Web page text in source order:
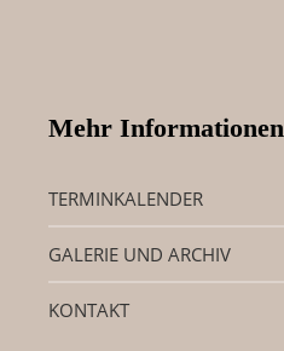
Mehr Informationen
TERMINKALENDER
GALERIE UND ARCHIV
KONTAKT